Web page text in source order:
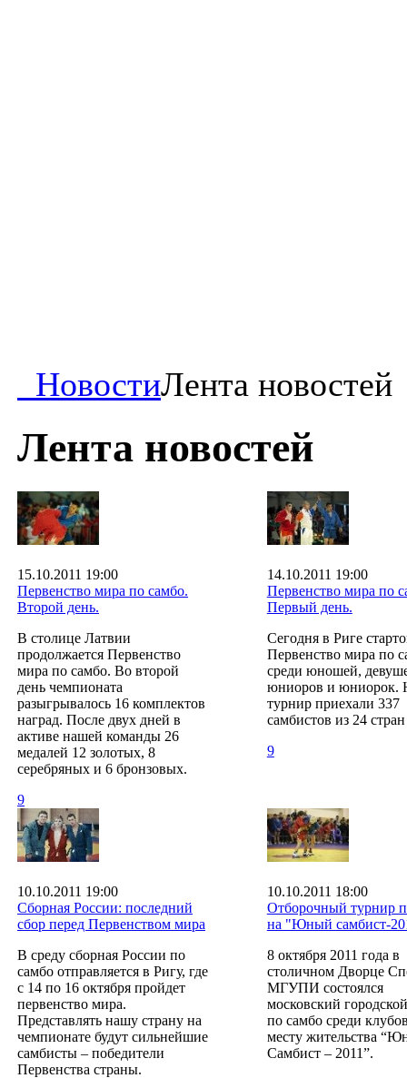
НовостиЛента новостей
Лента новостей
15.10.2011 19:00
Первенство мира по самбо.
Второй день.
В столице Латвии
продолжается Первенство
мира по самбо. Во второй
день чемпионата
разыгрывалось 16 комплектов
наград. После двух дней в
активе нашей команды 26
медалей 12 золотых, 8
серебряных и 6 бронзовых.
9
14.10.2011 19:00
Первенство мира по
Первый день.
Сегодня в Риге
Первенство мира по
среди юношей,
юниоров и юниорок.
турнир приехали 337
самбистов из 24
9
10.10.2011 19:00
Сборная России: последний
сбор перед Первенством мира
В среду сборная России по
самбо отправляется в Ригу, где
с 14 по 16 октября пройдет
первенство мира.
Представлять нашу страну на
чемпионате будут сильнейшие
самбисты – победители
Первенства страны.
10.10.2011 18:00
Отборочный турнир
на "Юный самбист-
8 октября 2011 года в
столичном Дворце
МГУПИ состоялся
московский
по самбо среди
месту жительства
Самбист – 2011”.